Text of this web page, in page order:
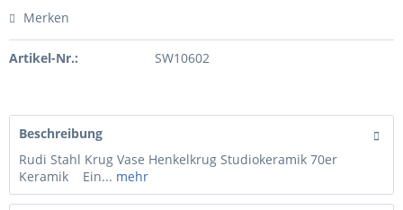
Merken
Artikel-Nr.: SW10602
Beschreibung
Rudi Stahl Krug Vase Henkelkrug Studiokeramik 70er
Keramik Ein... mehr